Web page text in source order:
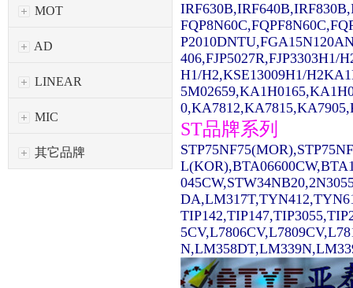
MOT
AD
LINEAR
MIC
其它品牌
406,FJP5027R,FJP3303H1/
H1/H2,KSE13009H1/
ST品牌系列